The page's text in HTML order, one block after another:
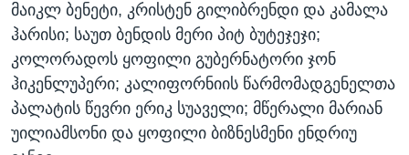
მაიკლ ბენეტი, კრისტენ გილიბრენდი და კამალა
ჰარისი; საუთ ბენდის მერი პიტ ბუტეჯეჯი;
კოლორადოს ყოფილი გუბერნატორი ჯონ
ჰიკენლუპერი; კალიფორნიის წარმომადგენელთა
პალატის წევრი ერიკ სუაველი; მწერალი მარიან
უილიამსონი და ყოფილი ბიზნესმენი ენდრიუ